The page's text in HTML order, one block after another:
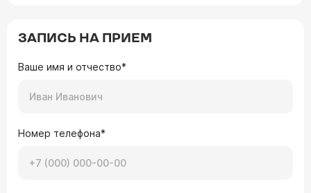
ЗАПИСЬ НА ПРИЕМ
Ваше имя и отчество*
Номер телефона*